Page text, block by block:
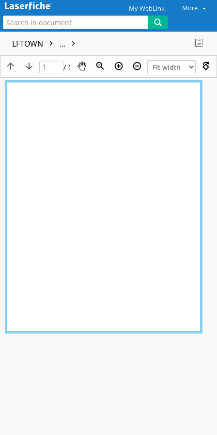
My WebLink More
LFTOWN ...
/ 1